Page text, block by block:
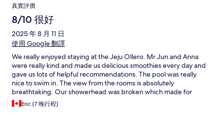
真實評價
8/10 很好
2025 年 8 月 11 日
使用 Google 翻譯
We really enjoyed staying at the Jeju Ollero. Mr Jun and Anna
were really kind and made us delicious smoothies every day and
gave us lots of helpful recommendations. The pool was really
nice to swim in. The view from the rooms is absolutely
breathtaking. Our showerhead was broken which made for
some challenging showers but other than that the place was
great. One unexpected detail is that the laundry is not in the
Eric (7 晚行程)